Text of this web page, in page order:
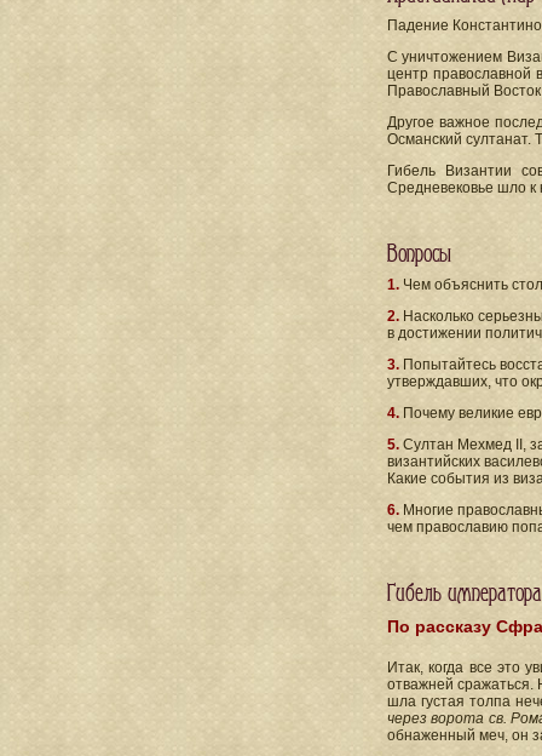
Падение
С уничтожением
центр православной
Православный
Другое важное
Османский султанат.
Гибель Византии
Средневековье шло к
Вопросы
1. Чем объяснить
2. Насколько
в достижении
3. Попытайтесь
утверждавших, что
4. Почему великие
5. Султан Мехмед II,
византийских
Какие события из
6. Многие
чем православию
Гибель
По рассказу
Итак, когда все это
отважней сражаться.
шла густая толпа
через ворота св.
обнаженный меч, он